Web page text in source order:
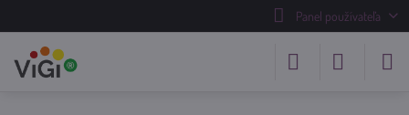
Panel používateľa